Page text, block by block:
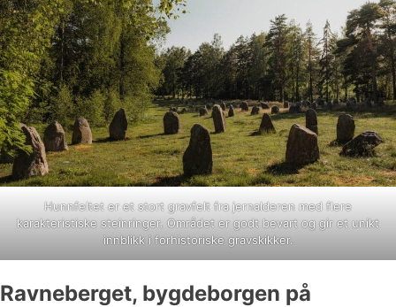
Hunnfeltet er et stort gravfelt fra jernalderen med flere
karakteristiske steinringer. Området er godt bevart og gir et unikt
innblikk i forhistoriske gravskikker.
Ravneberget, bygdeborgen på